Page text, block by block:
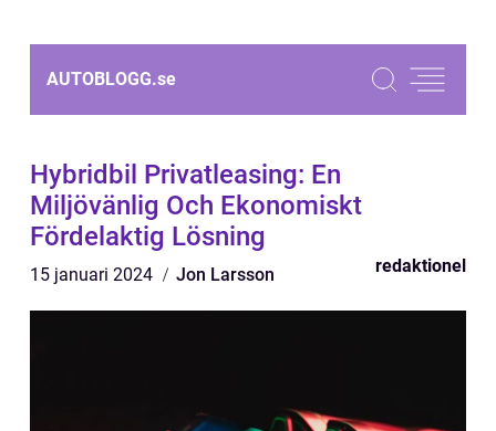
AUTOBLOGG.se
Hybridbil Privatleasing: En
Miljövänlig Och Ekonomiskt
Fördelaktig Lösning
15 januari 2024 Jon Larsson redaktionel